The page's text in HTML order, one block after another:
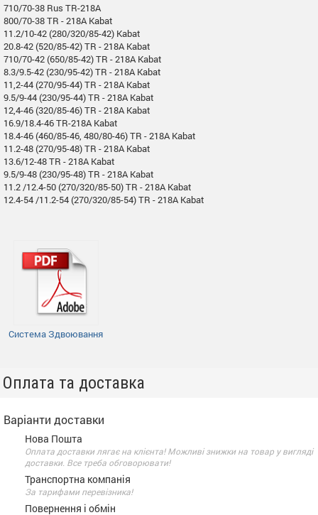
710/70-38 Rus TR-218A
800/70-38 TR - 218A Kabat
11.2/10-42 (280/320/85-42) Kabat
20.8-42 (520/85-42) TR - 218A Kabat
710/70-42 (650/85-42) TR - 218A Kabat
8.3/9.5-42 (230/95-42) TR - 218A Kabat
11,2-44 (270/95-44) TR - 218A Kabat
9.5/9-44 (230/95-44) TR - 218A Kabat
12,4-46 (320/85-46) TR - 218A Kabat
16.9/18.4-46 TR-218A Kabat
18.4-46 (460/85-46, 480/80-46) TR - 218A Kabat
11.2-48 (270/95-48) TR - 218A Kabat
13.6/12-48 TR - 218A Kabat
9.5/9-48 (230/95-48) TR - 218A Kabat
11.2 /12.4-50 (270/320/85-50) TR - 218A Kabat
12.4-54 /11.2-54 (270/320/85-54) TR - 218A Kabat
Система Здвоювання
Оплата та доставка
Варіанти доставки
Нова Пошта
Оплата доставки лягає на клієнта! Можливі знижки на товар у вигляді
доставки. Все треба обговорювати!
Транспортна компанія
За тарифами перевізника!
Повернення і обмін